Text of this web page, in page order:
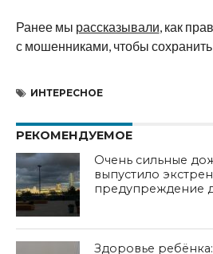
Ранее мы рассказывали, как
с мошенниками, чтобы сохранить
ИНТЕРЕСНОЕ
РЕКОМЕНДУЕМОЕ
Очень сильные
выпустило
предупреждение
Здоровье ребёнка: